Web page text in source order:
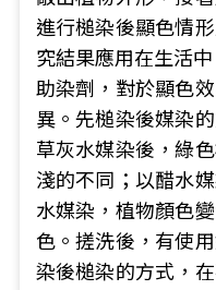
進行槌染後顯色情
究結果應用在生活
助染劑，對於顯色
異。先槌染後媒染
草灰水媒染後，綠
淺的不同；以醋水
水媒染，植物顏色
色。搓洗後，有使
染後槌染的方式，